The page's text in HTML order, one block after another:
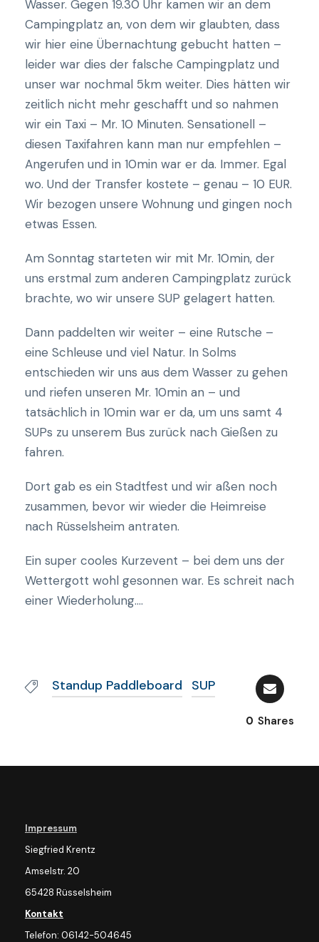
Wasser. Gegen 19.30 Uhr kamen wir an dem
Campingplatz an, von dem wir glaubten, dass
wir hier eine Übernachtung gebucht hatten –
leider war dies der falsche Campingplatz und
unser war nochmal 5km weiter. Dies hätten wir
zeitlich nicht mehr geschafft und so nahmen
wir ein Taxi – Mr. 10 Minuten. Sensationell –
diesen Taxifahren kann man nur empfehlen –
Angerufen und in 10min war er da. Immer. Egal
wo. Und der Transfer kostete – genau – 10 EUR.
Wir bezogen unsere Wohnung und gingen noch
etwas Essen.
Am Sonntag starteten wir mit Mr. 10min, der
uns erstmal zum anderen Campingplatz zurück
brachte, wo wir unsere SUP gelagert hatten.
Dann paddelten wir weiter – eine Rutsche –
eine Schleuse und viel Natur. In Solms
entschieden wir uns aus dem Wasser zu gehen
und riefen unseren Mr. 10min an – und
tatsächlich in 10min war er da, um uns samt 4
SUPs zu unserem Bus zurück nach Gießen zu
fahren.
Dort gab es ein Stadtfest und wir aßen noch
zusammen, bevor wir wieder die Heimreise
nach Rüsselsheim antraten.
Ein super cooles Kurzevent – bei dem uns der
Wettergott wohl gesonnen war. Es schreit nach
einer Wiederholung….
Standup Paddleboard SUP
0 Shares
Impressum
Siegfried Krentz
Amselstr. 20
65428 Rüsselsheim
Kontakt
Telefon: 06142-504645